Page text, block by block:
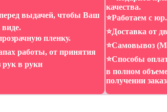
перед выдачей, чтобы Ваш
пленку.
работы, от принятия
рук в руки
качества.
⭐️Работаем с
⭐️Доставка от
⭐️Самовывоз
⭐️Способы
в полном
получении